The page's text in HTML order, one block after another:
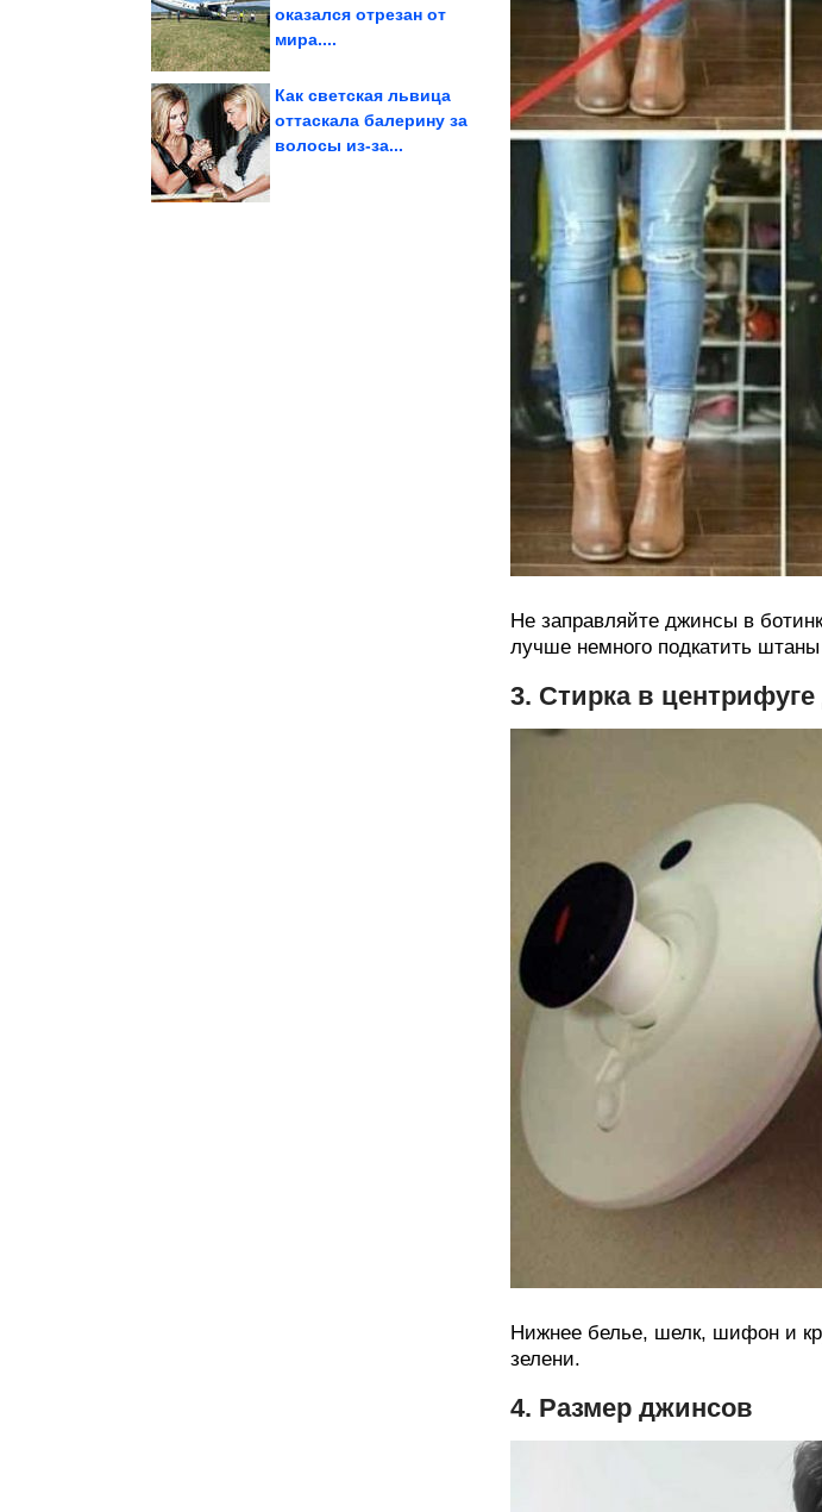
оказался отрезан от
мира....
Илон Маск согласился с
Как светская львица
оттаскала балерину за
волосы из-за...
не всегда лучший
Не заправляйте джинсы в
лучше немного подкатить штаны
3. Стирка в
Нижнее белье, шелк, шифон и
зелени.
4. Размер джинсов